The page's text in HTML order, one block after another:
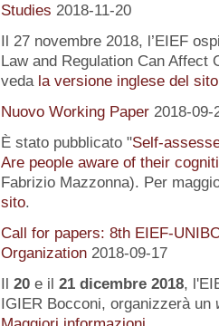
Studies 2018-11-20
Il 27 novembre 2018, l’EIEF
Law and Regulation Can Affect
veda la versione inglese del
Nuovo Working Paper 2018-09-
È stato pubblicato "Self-
Are people aware of their
Fabrizio Mazzonna). Per
sito.
Call for papers: 8th EIEF-
Organization 2018-09-17
Il 20 e il 21 dicembre 2018,
IGIER Bocconi, organizzerà un